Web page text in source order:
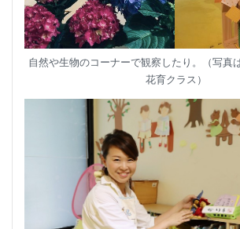
自然や生物のコーナーで観察したり。（写真
花育クラス）